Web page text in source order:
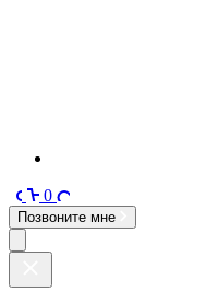
0
Позвоните мне